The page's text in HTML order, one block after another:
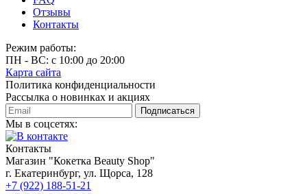
Отзывы
Контакты
Режим работы:
ПН - ВС: с 10:00 до 20:00
Карта сайта
Политика конфиденциальности
Рассылка о новинках и акциях
Подписаться
Мы в соцсетях:
Контакты
Магазин "Кокетка Beauty Shop"
г. Екатеринбург, ул. Щорса, 128
+7 (922) 188-51-21